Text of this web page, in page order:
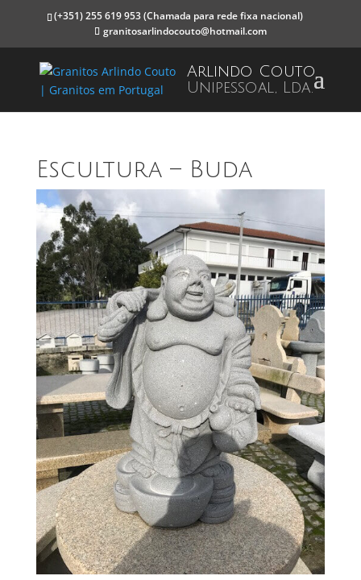
(+351) 255 619 953(Chamada para rede fixa nacional)
granitosarlindocouto@hotmail.com
Arlindo Couto
Unipessoal, Lda.
Escultura – Buda